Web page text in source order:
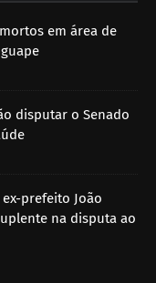
em área de
disputar o Senado
prefeito João
na disputa ao